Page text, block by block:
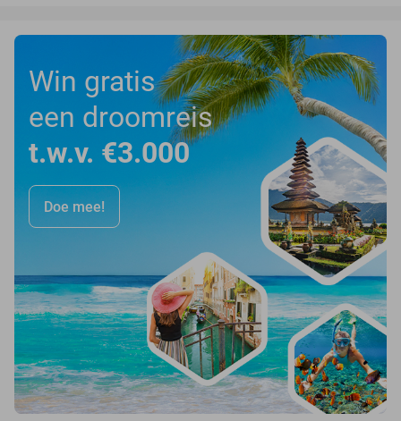
Win gratis
een droomreis
t.w.v. €3.000
Doe mee!